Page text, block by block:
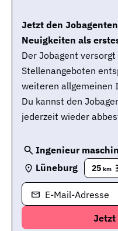
Jetzt den
Neuigkeiten als
Der Jobagent
Stellenangeboten
weiteren allgemeinen
Du kannst den
jederzeit wieder
Ingenieur
Lüneburg
25 km
E-Mail-Adresse